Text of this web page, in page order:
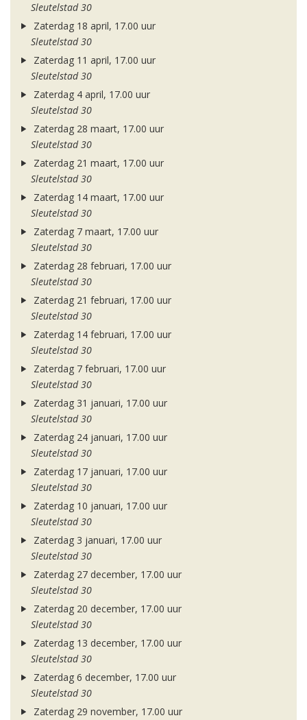
Sleutelstad 30
Zaterdag 18 april, 17.00 uur
Sleutelstad 30
Zaterdag 11 april, 17.00 uur
Sleutelstad 30
Zaterdag 4 april, 17.00 uur
Sleutelstad 30
Zaterdag 28 maart, 17.00 uur
Sleutelstad 30
Zaterdag 21 maart, 17.00 uur
Sleutelstad 30
Zaterdag 14 maart, 17.00 uur
Sleutelstad 30
Zaterdag 7 maart, 17.00 uur
Sleutelstad 30
Zaterdag 28 februari, 17.00 uur
Sleutelstad 30
Zaterdag 21 februari, 17.00 uur
Sleutelstad 30
Zaterdag 14 februari, 17.00 uur
Sleutelstad 30
Zaterdag 7 februari, 17.00 uur
Sleutelstad 30
Zaterdag 31 januari, 17.00 uur
Sleutelstad 30
Zaterdag 24 januari, 17.00 uur
Sleutelstad 30
Zaterdag 17 januari, 17.00 uur
Sleutelstad 30
Zaterdag 10 januari, 17.00 uur
Sleutelstad 30
Zaterdag 3 januari, 17.00 uur
Sleutelstad 30
Zaterdag 27 december, 17.00 uur
Sleutelstad 30
Zaterdag 20 december, 17.00 uur
Sleutelstad 30
Zaterdag 13 december, 17.00 uur
Sleutelstad 30
Zaterdag 6 december, 17.00 uur
Sleutelstad 30
Zaterdag 29 november, 17.00 uur